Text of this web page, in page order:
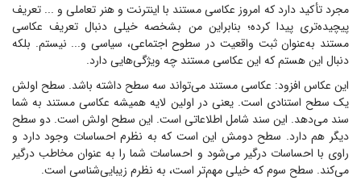
مجرد تأکید دارد که امروز عکاسی مستند با اینترنت و هنر تعاملی و ... تعریف
پیچیده‌تری پیدا کرده؛ بنابراین من بشخصه خیلی دنبال تعریف عکاسی
مستند به‌عنوان ثبت واقعیت در سطوح اجتماعی، سیاسی و... نیستم. بلکه
دنبال این هستم که این عکاسی مستند چه ویژگی‌هایی دارد.
این عکاس افزود: عکاسی مستند می‌تواند سه سطح داشته باشد. سطح اولش
یک سطح استنادی است. یعنی در اولین لایه همیشه عکاسی مستند به شما
سند می‌دهد. این سند شامل اطلاعاتی است. این سطح اولش است. دو سطح
دیگر هم دارد. سطح دومش این است که به نظرم احساسات وجود دارد و
راوی با احساسات درگیر می‌شود و احساسات شما را به عنوان مخاطب درگیر
می‌کند. سطح سوم که خیلی مهم‌تر است، به نظرم زیبایی‌شناسی است.